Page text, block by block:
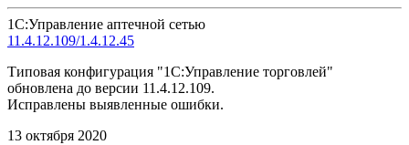
1С:Управление аптечной сетью
11.4.12.109/1.4.12.45
Типовая конфигурация "1С:Управление торговлей"
обновлена до версии 11.4.12.109.
Исправлены выявленные ошибки.
13 октября 2020